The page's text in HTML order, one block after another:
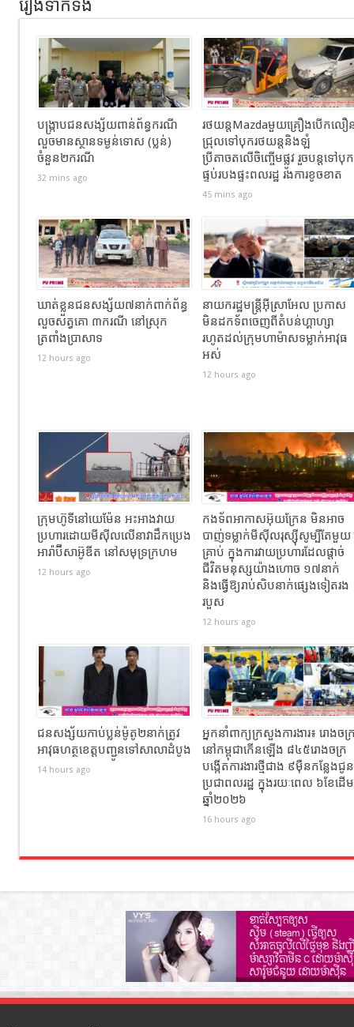
រឿងទាក់ទង
បង្ក្រាបជនសង្ស័យពាន់ព័ន្ធករណី
លួចមានស្ថានទម្ងន់ទោស (ប្លន់)
ចំនួន២ករណី
32 mins ago
រថយន្តMazdaមួយគ្រឿងបើកលឿ
ជ្រុលទៅបុករថយន្តនិងឡំ
ប្រីតាចតលើចិញ្ចើមផ្លូវ រួចបន្តទៅបុក
ផ្ទប់របងផ្ទះពលរដ្ឋ​ រងការខូចខាត
45 mins ago
ឃាត់ខ្លួនជនសង្ស័យ៧នាក់ពាក់ព័ន្ធ
លួចសត្វគោ ៣ករណី នៅស្រុក
ត្រពាំងប្រាសាទ
12 hours ago
នាយករដ្ឋមន្ត្រីអ៊ីស្រាអែល ប្រកាស
មិនដកទ័ពចេញពីតំបន់ហ្គាហ្សា
រហូតដល់ក្រុមហាម៉ាសទម្លាក់អាវុធ
អស់
12 hours ago
ក្រុមហ៊ូទីនៅយេម៉ែន អះអាងវាយ
ប្រហារដោយមីស៊ីលលើនាវាដឹកប្រេង
អារ៉ាប៊ីសាអ៊ូឌីត នៅសមុទ្រក្រហម
12 hours ago
កងទ័ពអាកាសអ៊ុយក្រែន មិនអាច
បាញ់ទម្លាក់មីស៊ីលរុស្ស៊ីសូម្បីតែមួយ
គ្រាប់ ក្នុងការវាយប្រហារដែលផ្តាច់
ជីវិតមនុស្សយ៉ាងហោច ១៧នាក់
និងធ្វើឱ្យរាប់សិបនាក់ផ្សេងទៀតរង
របួស
12 hours ago
ជនសង្ស័យកាប់ប្លន់ម៉ូតូ២នាក់ត្រូវ
អាវុធហត្ថខេត្តបញ្ជូនទៅសាលាដំបូង
14 hours ago
អ្នកនាំពាក្យក្រសួងការងារ៖ រោងចក្
នៅកម្ពុជាកើនឡើង ៨៤៥រោងចក្រ
បង្កើតការងារថ្មីជាង ៩ម៉ឺនកន្លែងជូន
ប្រជាពលរដ្ឋ ក្នុងរយៈពេល ៦ខែដើម
ឆ្នាំ២០២៦
16 hours ago